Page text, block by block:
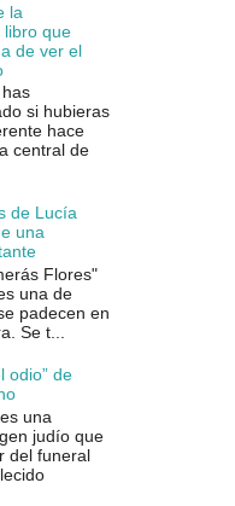
la
libro que
de ver el
si hubieras
hace
central de
de Lucía
una
Flores"
una de
padecen en
Se t...
odio” de
una
judío que
del funeral